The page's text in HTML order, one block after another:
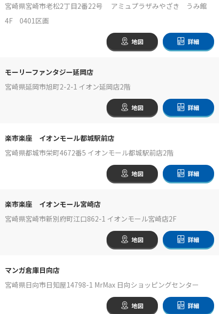
宮崎県宮崎市老松2丁目2番22号 アミュプラザみやざき うみ館
4F 0401区画
地図 詳細
モーリーファンタジー延岡店
宮崎県延岡市旭町2-2-1 イオン延岡店2階
地図 詳細
楽市楽座 イオンモール都城駅前店
宮崎県都城市栄町4672番5 イオンモール都城駅前店2階
地図 詳細
楽市楽座 イオンモール宮崎店
宮崎県宮崎市新別府町江口862-1 イオンモール宮崎店2F
地図 詳細
マンガ倉庫日向店
宮崎県日向市日知屋14798-1 MrMax 日向ショッピングセンター
地図 詳細